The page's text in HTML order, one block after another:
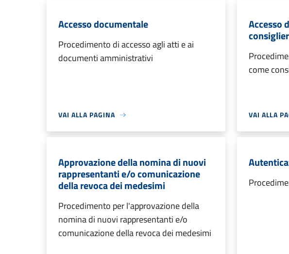
Accesso documentale
Procedimento di accesso agli atti e ai
documenti amministrativi
VAI ALLA PAGINA
Accesso
come
VAI ALLA
Approvazione della nomina di nuovi
rappresentanti e/o comunicazione
della revoca dei medesimi
Procedimento per l'approvazione della
nomina di nuovi rappresentanti e/o
comunicazione della revoca dei medesimi